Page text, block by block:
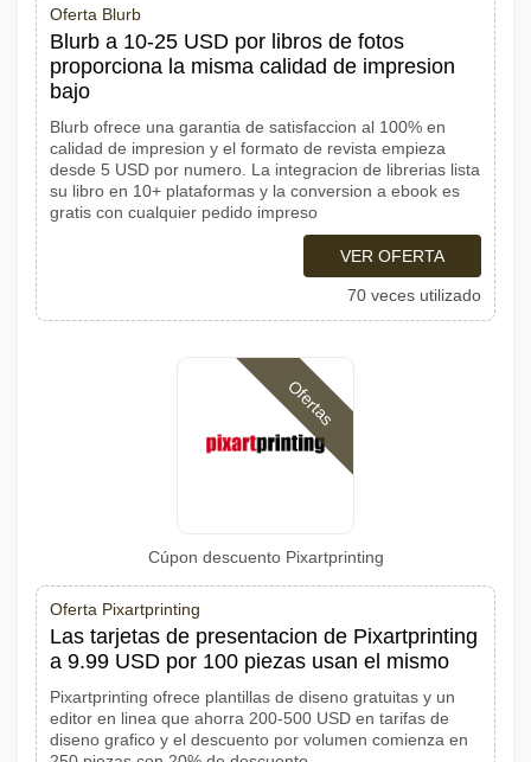
Oferta Blurb
Blurb a 10-25 USD por libros de fotos
proporciona la misma calidad de impresion
bajo
Blurb ofrece una garantia de satisfaccion al 100% en
calidad de impresion y el formato de revista empieza
desde 5 USD por numero. La integracion de librerias lista
su libro en 10+ plataformas y la conversion a ebook es
gratis con cualquier pedido impreso
VER OFERTA
70 veces utilizado
Ofertas
Cúpon descuento Pixartprinting
Oferta Pixartprinting
Las tarjetas de presentacion de Pixartprinting
a 9.99 USD por 100 piezas usan el mismo
Pixartprinting ofrece plantillas de diseno gratuitas y un
editor en linea que ahorra 200-500 USD en tarifas de
diseno grafico y el descuento por volumen comienza en